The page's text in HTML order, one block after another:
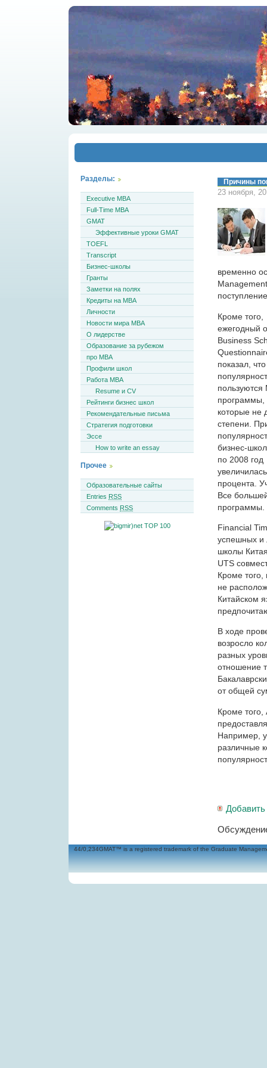
Причины
23 ноября,
временно
Кроме того,
ежегодный
Business
показал, что
программы,
которые не
степени.
бизнес-
по 2008 год
процента.
Все
программы.
Financial
успешных и
школы
UTS
Кроме того,
не
Китайском
В ходе
возросло
разных
отношение
от общей
Кроме того,
Например,
различные
Разделы:
Executive MBA
Full-Time MBA
GMAT
Эффективные уроки GMAT
TOEFL
Transcript
Бизнес-школы
Гранты
Заметки на полях
Кредиты на MBA
Личности
Новости мира MBA
О лидерстве
Образование за рубежом
про MBA
Профили школ
Работа MBA
Resume и CV
Рейтинги бизнес школ
Рекомендательные письма
Стратегия подготовки
Эссе
How to write an essay
Прочее
Образовательные сайты
Entries RSS
Comments RSS
44/0,234GMAT™ is a registered trademark of the Graduate